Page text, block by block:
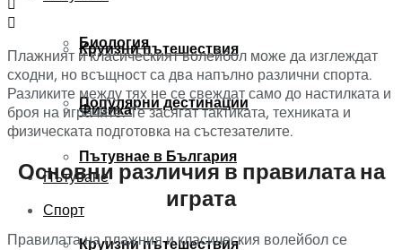
Биология
Физика
Пътуване
Круизни пътешествия
Круизни пътешествия
Популярни дестинации
Пътувнае в България
Спорт
Плажният и класическият волейбол може да изглеждат
сходни, но всъщност са два напълно различни спорта.
Разликите между тях не се свеждат само до настилката и
броя на играчите. Те засягат тактиката, техниката и
физическата подготовка на състезателите.
Основни различия в правилата на
играта
Правилата на плажния и класическия волейбол се